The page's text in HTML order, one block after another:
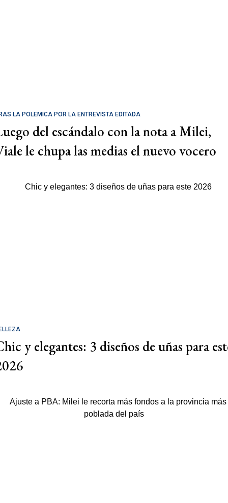
LA POLÉMICA POR LA ENTREVISTA EDITADA
del escándalo con la nota a Milei,
le chupa las medias el nuevo vocero
y elegantes: 3 diseños de uñas para